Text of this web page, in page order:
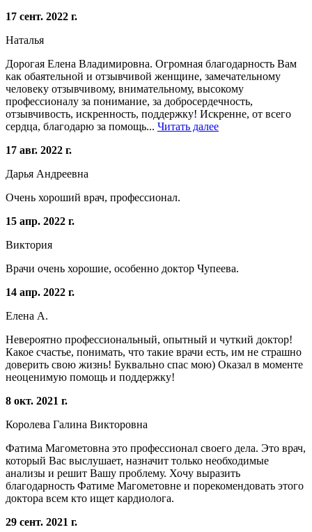
17 сент. 2022 г.
Наталья
Дорогая Елена Владимировна. Огромная благодарность Вам
как обаятельной и отзывчивой женщине, замечательному
человеку отзывчивому, внимательному, высокому
профессионалу за понимание, за добросердечность,
отзывчивость, искренность, поддержку! Искренне, от всего
сердца, благодарю за помощь... Читать далее
17 авг. 2022 г.
Дарья Андреевна
Очень хороший врач, профессионал.
15 апр. 2022 г.
Виктория
Врачи очень хорошие, особенно доктор Чупеева.
14 апр. 2022 г.
Елена А.
Невероятно профессиональный, опытный и чуткий доктор!
Какое счастье, понимать, что такие врачи есть, им не страшно
доверить свою жизнь! Буквально спас мою) Оказал в моменте
неоценимую помощь и поддержку!
8 окт. 2021 г.
Королева Галина Викторовна
Фатима Магометовна это профессионал своего дела. Это врач,
который Вас выслушает, назначит только необходимые
анализы и решит Вашу проблему. Хочу выразить
благодарность Фатиме Магометовне и порекомендовать этого
доктора всем кто ищет кардиолога.
29 сент. 2021 г.